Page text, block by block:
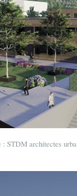
STDM architectes